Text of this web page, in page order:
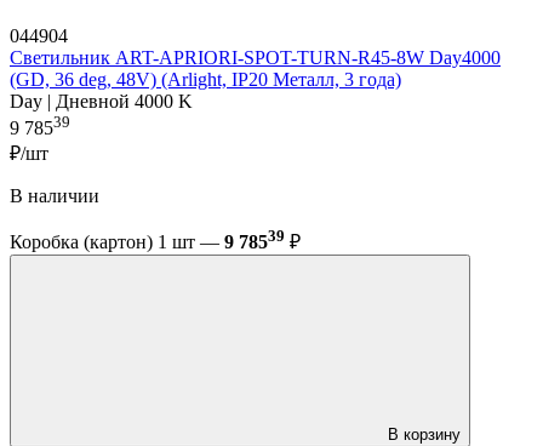
044904
Светильник ART-APRIORI-SPOT-TURN-R45-8W Day4000
(GD, 36 deg, 48V) (Arlight, IP20 Металл, 3 года)
Day | Дневной 4000 K
9 78539
₽/шт
В наличии
Коробка (картон) 1 шт — 9 78539 ₽
В корзину